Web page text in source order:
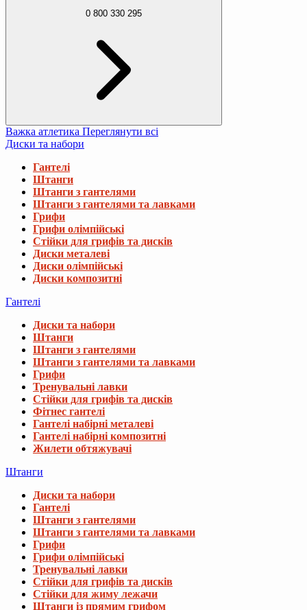
0 800 330 295
Важка атлетика Переглянути всі
Диски та набори
Гантелі
Штанги
Штанги з гантелями
Штанги з гантелями та лавками
Грифи
Грифи олімпійські
Стійки для грифів та дисків
Диски металеві
Диски олімпійські
Диски композитні
Гантелі
Диски та набори
Штанги
Штанги з гантелями
Штанги з гантелями та лавками
Грифи
Тренувальні лавки
Стійки для грифів та дисків
Фітнес гантелі
Гантелі набірні металеві
Гантелі набірні композитні
Жилети обтяжувачі
Штанги
Диски та набори
Гантелі
Штанги з гантелями
Штанги з гантелями та лавками
Грифи
Грифи олімпійські
Тренувальні лавки
Стійки для грифів та дисків
Стійки для жиму лежачи
Штанги із прямим грифом